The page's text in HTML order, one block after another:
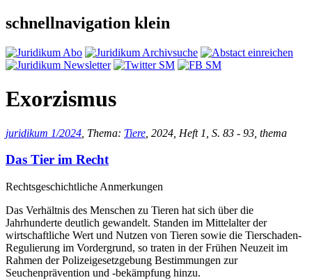
schnellnavigation klein
Exorzismus
juridikum 1/2024 , Thema: Tiere , 2024, Heft 1, S. 83 - 93, thema
Das Tier im Recht
Rechtsgeschichtliche Anmerkungen
Das Verhältnis des Menschen zu Tieren hat sich über die
Jahrhunderte deutlich gewandelt. Standen im Mittelalter der
wirtschaftliche Wert und Nutzen von Tieren sowie die Tierschaden-
Regulierung im Vordergrund, so traten in der Frühen Neuzeit im
Rahmen der Polizeigesetzgebung Bestimmungen zur
Seuchenprävention und -bekämpfung hinzu.